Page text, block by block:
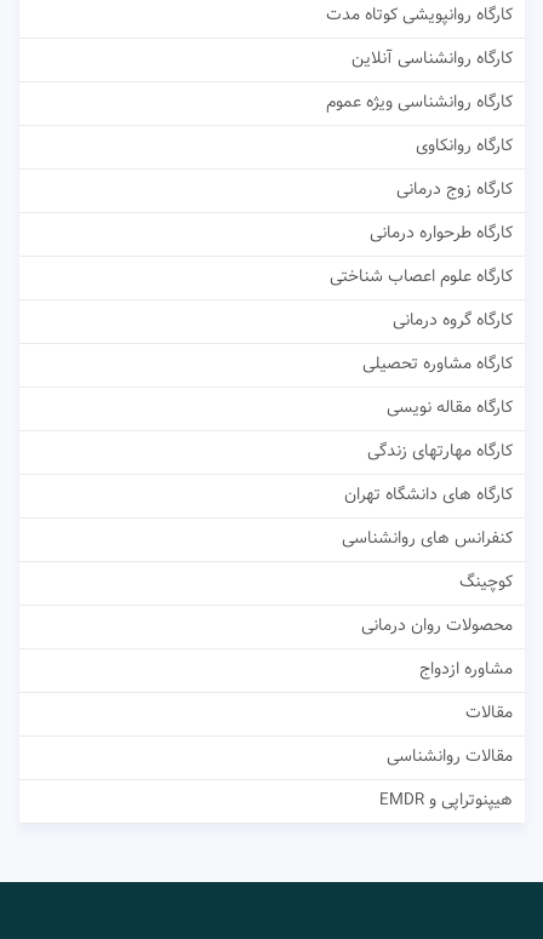
کارگاه روانپویشی کوتاه مدت
کارگاه روانشناسی آنلاین
کارگاه روانشناسی ویژه عموم
کارگاه روانکاوی
کارگاه زوج درمانی
کارگاه طرحواره درمانی
کارگاه علوم اعصاب شناختی
کارگاه گروه درمانی
کارگاه مشاوره تحصیلی
کارگاه مقاله نویسی
کارگاه مهارتهای زندگی
کارگاه های دانشگاه تهران
کنفرانس های روانشناسی
کوچینگ
محصولات روان درمانی
مشاوره ازدواج
مقالات
مقالات روانشناسی
هیپنوتراپی و EMDR